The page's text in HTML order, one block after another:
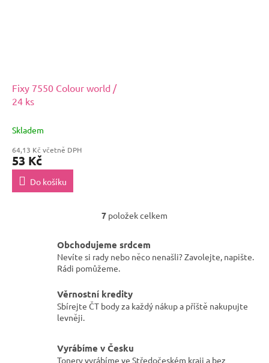
Fixy 7550 Colour world /
24 ks
Skladem
64,13 Kč včetně DPH
53 Kč
Do košíku
O
l
á
p
y
7 položek celkem
Obchodujeme srdcem
Nevíte si rady nebo něco nenašli? Zavolejte, napište.
Rádi pomůžeme.
Věrnostní kredity
Sbírejte ČT body za každý nákup a příště nakupujte
levněji.
Vyrábíme v Česku
Tonery vyrábíme ve Středočeském kraji a bez